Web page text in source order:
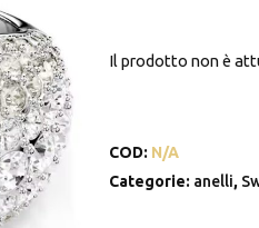
Il prodotto non è
COD: N/A
Categorie: anelli,